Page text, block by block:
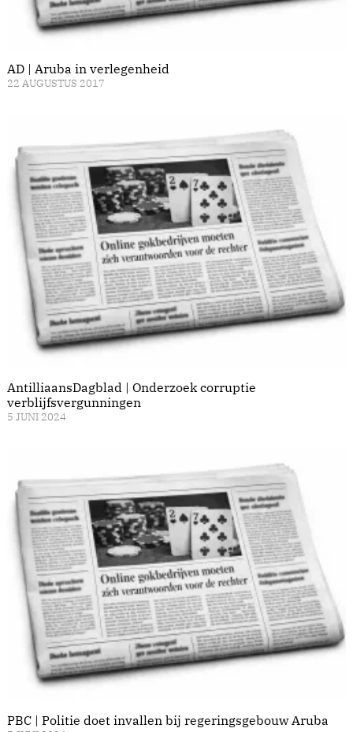
AD | Aruba in verlegenheid
22 AUGUSTUS 2017
AntilliaansDagblad | Onderzoek corruptie
verblijfsvergunningen
5 JUNI 2024
PBC | Politie doet invallen bij regeringsgebouw Aruba